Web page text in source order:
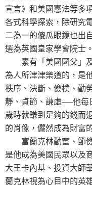
宣言》和美國憲法等多
各式科學探索，除研究
二為一的傻瓜眼鏡也出
選為英國皇家學會院士。
素有「美國國父」及
為人所津津樂道的，是
秩序、決斷、儉樸、勤
靜、貞節、謙虛──他每
歲時就賺到足夠的錢而
的肖像，儼然成為財富
富蘭克林勤奮、節儉
是他成為美國民眾以及
大王卡內基、投資大師
蘭克林視為心目中的英